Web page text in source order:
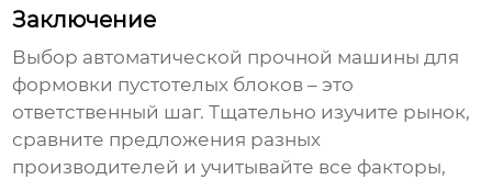
Заключение
Выбор автоматической прочной машины для
формовки пустотелых блоков – это
ответственный шаг. Тщательно изучите рынок,
сравните предложения разных
производителей и учитывайте все факторы,